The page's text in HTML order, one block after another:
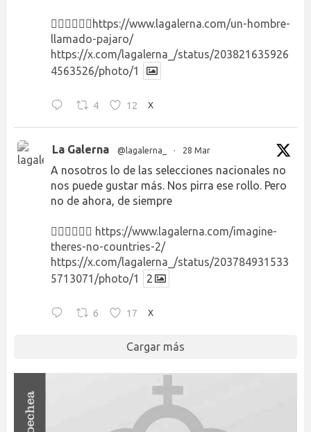
👉🏻👉🏻👉🏻 https://www.lagalerna.com/un-hombre-
llamado-pajaro/
https://x.com/lagalerna_/status/203821635926
4563526/photo/1
4 12 X
La Galerna @lagalerna_ · 28 Mar
A nosotros lo de las selecciones nacionales no
nos puede gustar más. Nos pirra ese rollo. Pero
no de ahora, de siempre
👉🏻👉🏻👉🏻 https://www.lagalerna.com/imagine-
theres-no-countries-2/
https://x.com/lagalerna_/status/203784931533
5713071/photo/1
2
6 17 X
Cargar más